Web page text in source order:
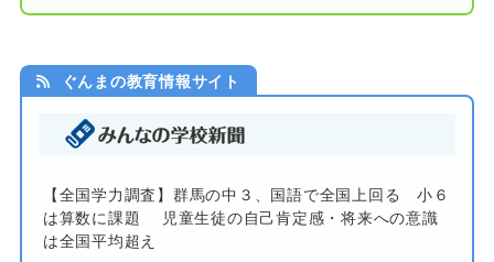
ぐんまの教育情報サイト
【全国学力調査】群馬の中３、国語で全国上回る 小６
は算数に課題 児童生徒の自己肯定感・将来への意識
は全国平均超え